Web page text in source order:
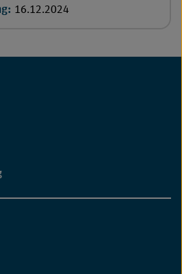
16.12.2024